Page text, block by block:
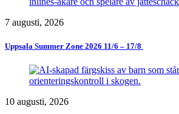
7 augusti, 2026
Uppsala Summer Zone 2026 11/6 – 17/8 ​
10 augusti, 2026